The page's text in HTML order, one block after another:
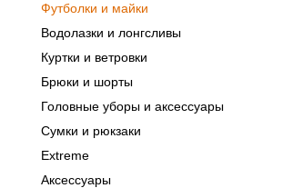
Футболки и майки
Водолазки и лонгсливы
Куртки и ветровки
Брюки и шорты
Головные уборы и аксессуары
Сумки и рюкзаки
Extreme
Аксессуары